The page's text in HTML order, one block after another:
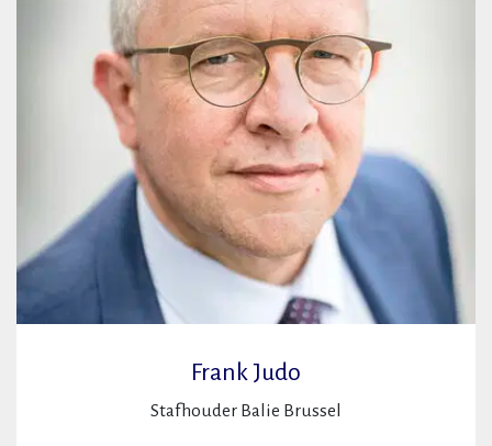
Frank Judo
Stafhouder Balie Brussel